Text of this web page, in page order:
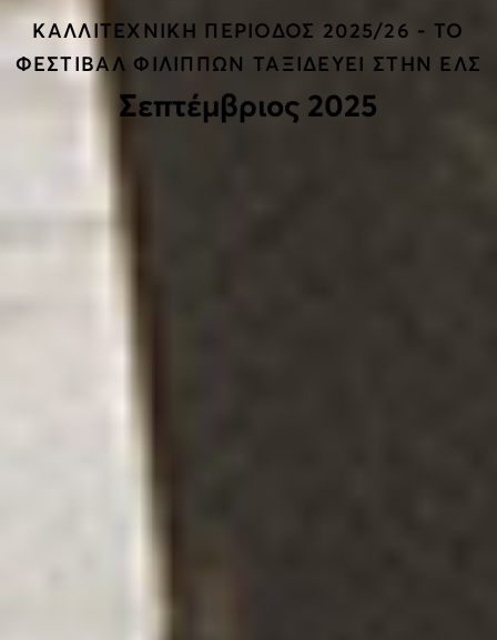
ΚΑΛΛΙΤΕΧΝΙΚΗ ΠΕΡΙΟΔΟΣ 2025/26 - ΤΟ
ΦΕΣΤΙΒΑΛ ΦΙΛΙΠΠΩΝ ΤΑΞΙΔΕΥΕΙ ΣΤΗΝ ΕΛΣ
Σεπτέμβριος 2025